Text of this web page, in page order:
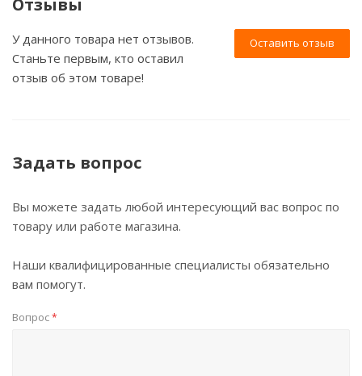
Отзывы
Оставить отзыв
У данного товара нет отзывов.
Станьте первым, кто оставил
отзыв об этом товаре!
Задать вопрос
Вы можете задать любой интересующий вас вопрос по
товару или работе магазина.
Наши квалифицированные специалисты обязательно
вам помогут.
Вопрос*